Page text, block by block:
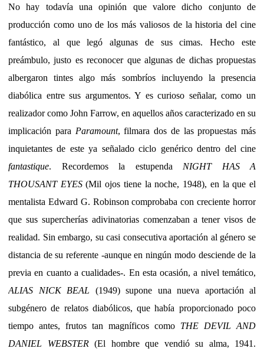
No hay todavía una opinión que valore dicho conjunto de
producción como uno de los más valiosos de la historia del cine
fantástico, al que legó algunas de sus cimas. Hecho este
preámbulo, justo es reconocer que algunas de dichas propuestas
albergaron tintes algo más sombríos incluyendo la presencia
diabólica entre sus argumentos. Y es curioso señalar, como un
realizador como John Farrow, en aquellos años caracterizado en su
implicación para Paramount, filmara dos de las propuestas más
inquietantes de este ya señalado ciclo genérico dentro del cine
fantastique. Recordemos la estupenda NIGHT HAS A
THOUSANT EYES(Mil ojos tiene la noche, 1948), en la que el
mentalista Edward G. Robinson comprobaba con creciente horror
que sus supercherías adivinatorias comenzaban a tener visos de
realidad. Sin embargo, su casi consecutiva aportación al género se
distancia de su referente -aunque en ningún modo desciende de la
previa en cuanto a cualidades-. En esta ocasión, a nivel temático,
ALIAS NICK BEAL (1949) supone una nueva aportación al
subgénero de relatos diabólicos, que había proporcionado poco
tiempo antes, frutos tan magníficos como THE DEVIL AND
DANIEL WEBSTER(El hombre que vendió su alma, 1941.